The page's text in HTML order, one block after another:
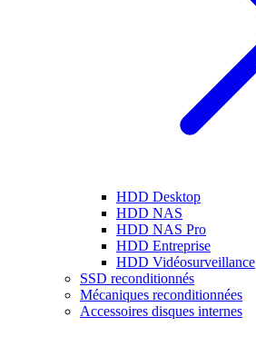
HDD Desktop
HDD NAS
HDD NAS Pro
HDD Entreprise
HDD Vidéosurveillance
SSD reconditionnés
Mécaniques reconditionnées
Accessoires disques internes